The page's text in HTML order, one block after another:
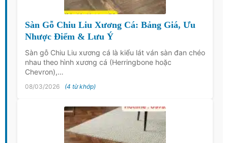
Sàn Gỗ Chiu Liu Xương Cá: Bảng Giá, Ưu
Nhược Điểm & Lưu Ý
Sàn gỗ Chiu Liu xương cá là kiểu lát ván sàn đan chéo
nhau theo hình xương cá (Herringbone hoặc
Chevron),…
08/03/2026 (4 từ khớp)